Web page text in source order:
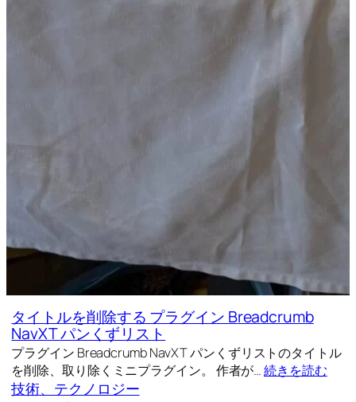
タイトルを削除する プラグイン Breadcrumb
NavXT パンくずリスト
プラグイン Breadcrumb NavXT パンくずリストのタイトル
を削除、取り除くミニプラグイン。 作者が…続きを読む
技術、テクノロジー